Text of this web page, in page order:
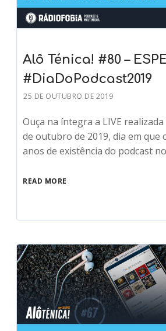
Alô Ténica! #80 –
#DiaDoPodcast2019
25 DE OUTUBRO DE 2019
Ouça na íntegra a LIVE
de outubro de 2019, dia em que
anos de existência do podcast
READ MORE